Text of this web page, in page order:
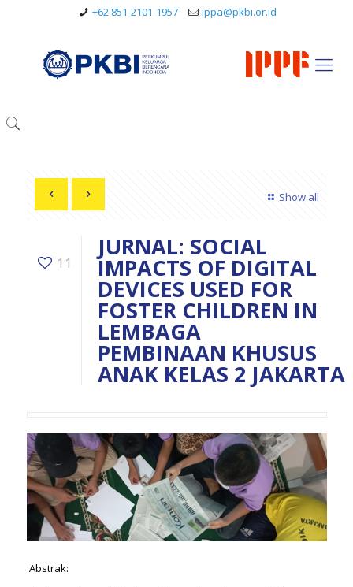
+62 851-2101-1957 ippa@pkbi.or.id
Show all
11
JURNAL: SOCIAL
IMPACTS OF DIGITAL
DEVICES USED FOR
FOSTER CHILDREN IN
LEMBAGA
PEMBINAAN KHUSUS
ANAK KELAS 2 JAKARTA
Abstrak: